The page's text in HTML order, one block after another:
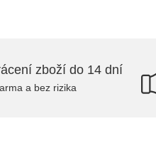
zboží do 14 dní
a bez rizika